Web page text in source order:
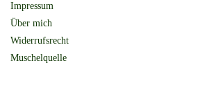
Impressum
Über mich
Widerrufsrecht
Muschelquelle